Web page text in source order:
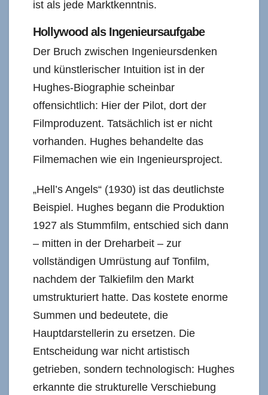
ist als jede Marktkenntnis.
Hollywood als Ingenieursaufgabe
Der Bruch zwischen Ingenieursdenken
und künstlerischer Intuition ist in der
Hughes-Biographie scheinbar
offensichtlich: Hier der Pilot, dort der
Filmproduzent. Tatsächlich ist er nicht
vorhanden. Hughes behandelte das
Filmemachen wie ein Ingenieursproject.
„Hell’s Angels“ (1930) ist das deutlichste
Beispiel. Hughes begann die Produktion
1927 als Stummfilm, entschied sich dann
– mitten in der Dreharbeit – zur
vollständigen Umrüstung auf Tonfilm,
nachdem der Talkiefilm den Markt
umstrukturiert hatte. Das kostete enorme
Summen und bedeutete, die
Hauptdarstellerin zu ersetzen. Die
Entscheidung war nicht artistisch
getrieben, sondern technologisch: Hughes
erkannte die strukturelle Verschiebung